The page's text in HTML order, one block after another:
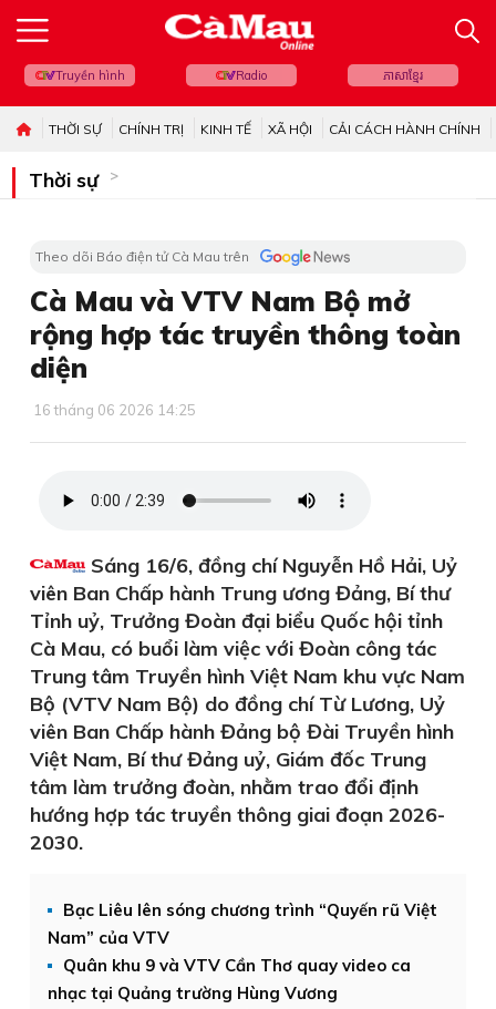
Truyền hình Radio ភាសាខ្មែរ
THỜI SỰ CHÍNH TRỊ KINH TẾ XÃ HỘI CẢI CÁCH HÀNH CHÍNH
Thời sự
Theo dõi Báo điện tử Cà Mau trên
Cà Mau và VTV Nam Bộ mở
rộng hợp tác truyền thông toàn
diện
16 tháng 06 2026 14:25
Sáng 16/6, đồng chí Nguyễn Hồ Hải, Uỷ
viên Ban Chấp hành Trung ương Đảng, Bí thư
Tỉnh uỷ, Trưởng Đoàn đại biểu Quốc hội tỉnh
Cà Mau, có buổi làm việc với Đoàn công tác
Trung tâm Truyền hình Việt Nam khu vực Nam
Bộ (VTV Nam Bộ) do đồng chí Từ Lương, Uỷ
viên Ban Chấp hành Đảng bộ Đài Truyền hình
Việt Nam, Bí thư Đảng uỷ, Giám đốc Trung
tâm làm trưởng đoàn, nhằm trao đổi định
hướng hợp tác truyền thông giai đoạn 2026-
2030.
Bạc Liêu lên sóng chương trình “Quyến rũ Việt
Nam” của VTV
Quân khu 9 và VTV Cần Thơ quay video ca
nhạc tại Quảng trường Hùng Vương